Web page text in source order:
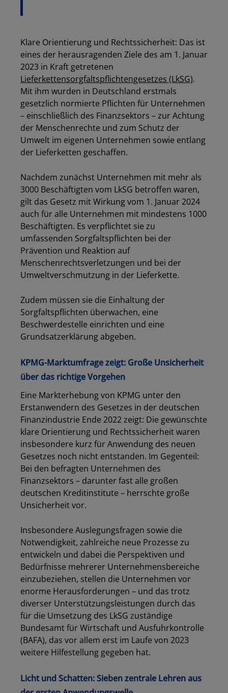
Klare Orientierung und Rechtssicherheit: Das ist
eines der herausragenden Ziele des am 1. Januar
2023 in Kraft getretenen
Lieferkettensorgfaltspflichtengesetzes (LkSG).
Mit ihm wurden in Deutschland erstmals
gesetzlich normierte Pflichten für Unternehmen
– einschließlich des Finanzsektors – zur Achtung
der Menschenrechte und zum Schutz der
Umwelt im eigenen Unternehmen sowie entlang
der Lieferketten geschaffen.
Nachdem zunächst Unternehmen mit mehr als
3000 Beschäftigten vom LkSG betroffen waren,
gilt das Gesetz mit Wirkung vom 1. Januar 2024
auch für alle Unternehmen mit mindestens 1000
Beschäftigten. Es verpflichtet sie zu
umfassenden Sorgfaltspflichten bei der
Prävention und Reaktion auf
Menschenrechtsverletzungen und bei der
Umweltverschmutzung in der Lieferkette.
Zudem müssen sie die Einhaltung der
Sorgfaltspflichten überwachen, eine
Beschwerdestelle einrichten und eine
Grundsatzerklärung abgeben.
KPMG-Marktumfrage zeigt: Große Unsicherheit
über das richtige Vorgehen
Eine Markterhebung von KPMG unter den
Erstanwendern des Gesetzes in der deutschen
Finanzindustrie Ende 2022 zeigt: Die gewünschte
klare Orientierung und Rechtssicherheit waren
insbesondere kurz für Anwendung des neuen
Gesetzes noch nicht entstanden. Im Gegenteil:
Bei den befragten Unternehmen des
Finanzsektors – darunter fast alle großen
deutschen Kreditinstitute – herrschte große
Unsicherheit vor.
Insbesondere Auslegungsfragen sowie die
Notwendigkeit, zahlreiche neue Prozesse zu
entwickeln und dabei die Perspektiven und
Bedürfnisse mehrerer Unternehmensbereiche
einzubeziehen, stellen die Unternehmen vor
enorme Herausforderungen – und das trotz
diverser Unterstützungsleistungen durch das
für die Umsetzung des LkSG zuständige
Bundesamt für Wirtschaft und Ausfuhrkontrolle
(BAFA), das vor allem erst im Laufe von 2023
weitere Hilfestellung gegeben hat.
Licht und Schatten: Sieben zentrale Lehren aus